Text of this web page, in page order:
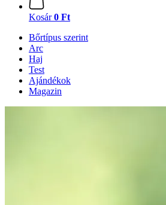
Kosár 0 Ft
Bőrtípus szerint
Arc
Haj
Test
Ajándékok
Magazin